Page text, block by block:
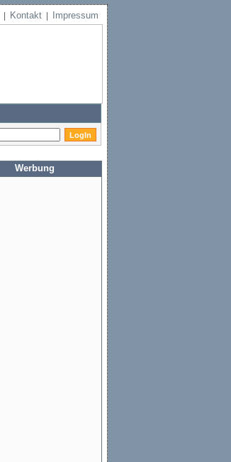
Kontakt Impressum
Werbung